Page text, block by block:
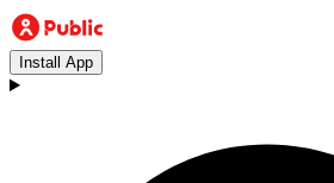
Install App